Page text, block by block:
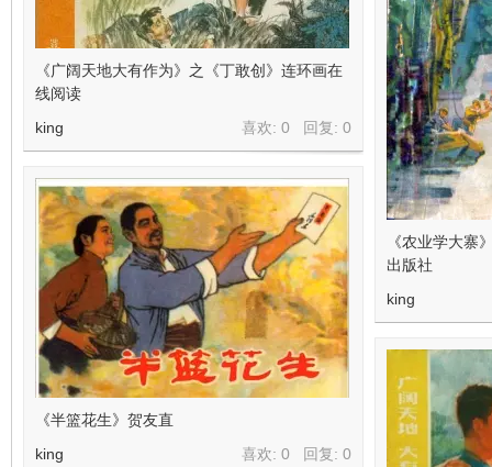
《广阔天地大有作为》之《丁敢创》连环画在
线阅读
喜欢: 0 回复: 0
king
《农业学大寨
出版社
king
《半篮花生》贺友直
喜欢: 0 回复: 0
king